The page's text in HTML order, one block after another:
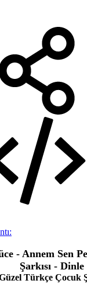
- Annem Sen
Şarkısı - Dinle
Türkçe Çocuk